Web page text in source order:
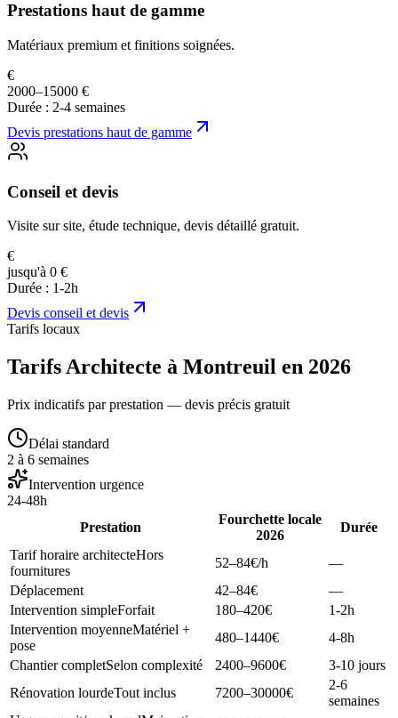
Prestations haut de gamme
Matériaux premium et finitions soignées.
€
2000–15000 €
Durée : 2-4 semaines
Devis prestations haut de gamme
Conseil et devis
Visite sur site, étude technique, devis détaillé gratuit.
€
jusqu'à 0 €
Durée : 1-2h
Devis conseil et devis
Tarifs locaux
Tarifs Architecte à Montreuil en 2026
Prix indicatifs par prestation — devis précis gratuit
Délai standard
2 à 6 semaines
Intervention urgence
24-48h
Prestation
Fourchette locale
2026
Durée
Tarif horaire architecteHors
fournitures
52–84€/h
—
Déplacement
42–84€
—
Intervention simpleForfait 180–420€
1-2h
Intervention moyenneMatériel +
pose
480–1440€
4-8h
Chantier completSelon complexité 2400–9600€
3-10 jours
Rénovation lourdeTout inclus 7200–30000€
2-6
semaines